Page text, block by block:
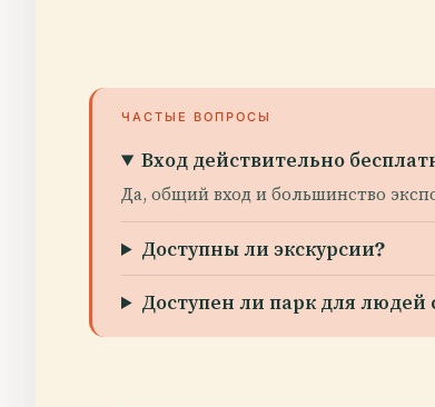
ЧАСТЫЕ ВОПРОСЫ
Вход действительно
Да, общий вход и большинство
Доступны ли экскурсии?
Доступен ли парк для